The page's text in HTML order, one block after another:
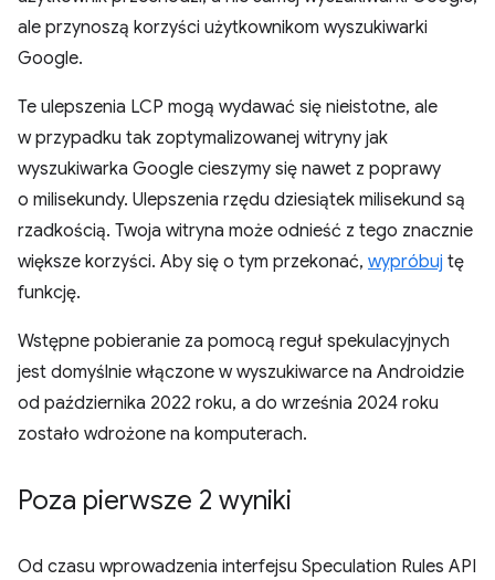
ale przynoszą korzyści użytkownikom wyszukiwarki
Google.
Te ulepszenia LCP mogą wydawać się nieistotne, ale
w przypadku tak zoptymalizowanej witryny jak
wyszukiwarka Google cieszymy się nawet z poprawy
o milisekundy. Ulepszenia rzędu dziesiątek milisekund są
rzadkością. Twoja witryna może odnieść z tego znacznie
większe korzyści. Aby się o tym przekonać, wypróbuj tę
funkcję.
Wstępne pobieranie za pomocą reguł spekulacyjnych
jest domyślnie włączone w wyszukiwarce na Androidzie
od października 2022 roku, a do września 2024 roku
zostało wdrożone na komputerach.
Poza pierwsze 2 wyniki
Od czasu wprowadzenia interfejsu Speculation Rules API